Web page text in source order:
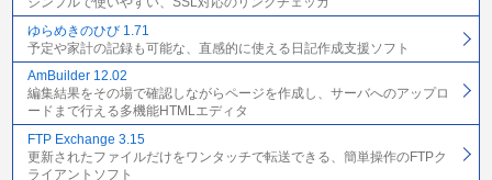
ゆらめきのひび 1.71
予定や家計の記録も可能な、直感的に使える日記作成支援ソフト
AmBuilder 12.02
編集結果をその場で確認しながらページを作成し、サーバへのアップロ
ードまで行える多機能HTMLエディタ
FTP Exchange 3.15
更新されたファイルだけをワンタッチで転送できる、簡単操作のFTPク
ライアントソフト